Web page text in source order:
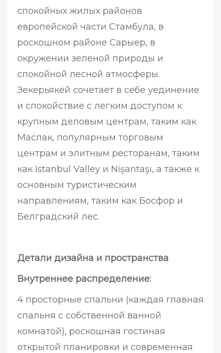
спокойных жилых районов
европейской части Стамбула, в
роскошном районе Сарыер, в
окружении зеленой природы и
спокойной лесной атмосферы.
Зекерьякёй сочетает в себе уединение
и спокойствие с легким доступом к
крупным деловым центрам, таким как
Маслак, популярным торговым
центрам и элитным ресторанам, таким
как Istanbul Valley и Nişantaşı, а также к
основным туристическим
направлениям, таким как Босфор и
Белградский лес.
Детали дизайна и пространства
Внутреннее распределение:
4 просторные спальни (каждая главная
спальня с собственной ванной
комнатой), роскошная гостиная
открытой планировки и современная